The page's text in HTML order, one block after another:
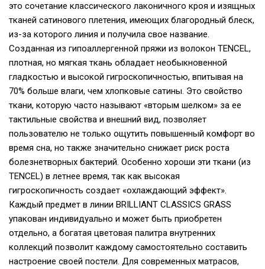
это сочетание классического лаконичного кроя и изящных
тканей сатинового плетения, имеющих благородный блеск,
из-за которого линия и получила свое название.
Созданная из гипоаллергенной пряжи из волокон TENCEL,
плотная, но мягкая ткань обладает необыкновенной
гладкостью и высокой гигроскопичностью, впитывая на
70% больше влаги, чем хлопковые сатины. Это свойство
ткани, которую часто называют «вторым шелком» за ее
тактильные свойства и внешний вид, позволяет
пользователю не только ощутить повышенный комфорт во
время сна, но также значительно снижает риск роста
болезнетворных бактерий. Особенно хороши эти ткани (из
TENCEL) в летнее время, так как высокая
гигроскопичность создает «охлаждающий эффект».
Каждый предмет в линии BRILLIANT CLASSICS GRASS
упакован индивидуально и может быть приобретен
отдельно, а богатая цветовая палитра внутренних
коллекций позволит каждому самостоятельно составить
настроение своей постели. Для современных матрасов,